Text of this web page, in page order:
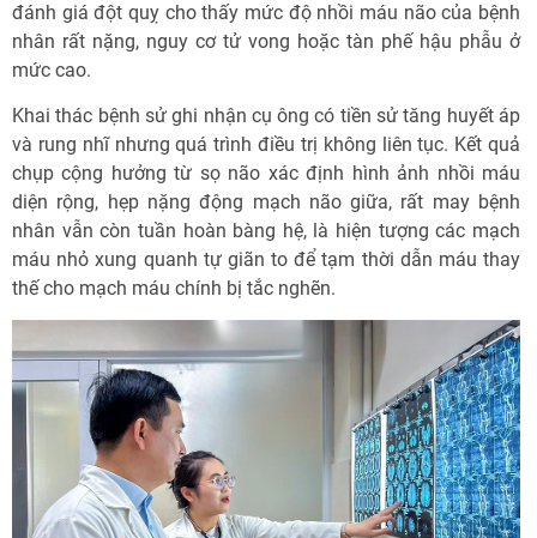
đánh giá đột quỵ cho thấy mức độ nhồi máu não của bệnh
nhân rất nặng, nguy cơ tử vong hoặc tàn phế hậu phẫu ở
mức cao.
Khai thác bệnh sử ghi nhận cụ ông có tiền sử tăng huyết áp
và rung nhĩ nhưng quá trình điều trị không liên tục. Kết quả
chụp cộng hưởng từ sọ não xác định hình ảnh nhồi máu
diện rộng, hẹp nặng động mạch não giữa, rất may bệnh
nhân vẫn còn tuần hoàn bàng hệ, là hiện tượng các mạch
máu nhỏ xung quanh tự giãn to để tạm thời dẫn máu thay
thế cho mạch máu chính bị tắc nghẽn.